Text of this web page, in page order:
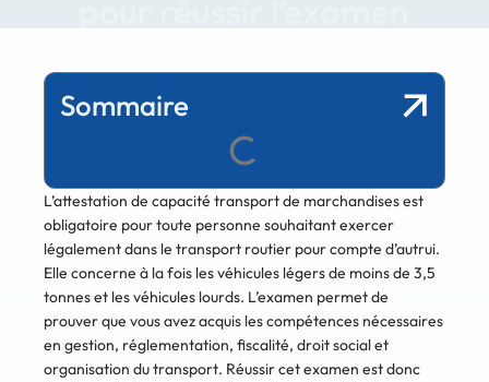
Sommaire
L’attestation de capacité transport de marchandises est
obligatoire pour toute personne souhaitant exercer
légalement dans le transport routier pour compte d’autrui.
Elle concerne à la fois les véhicules légers de moins de 3,5
tonnes et les véhicules lourds. L’examen permet de
prouver que vous avez acquis les compétences nécessaires
en gestion, réglementation, fiscalité, droit social et
organisation du transport. Réussir cet examen est donc